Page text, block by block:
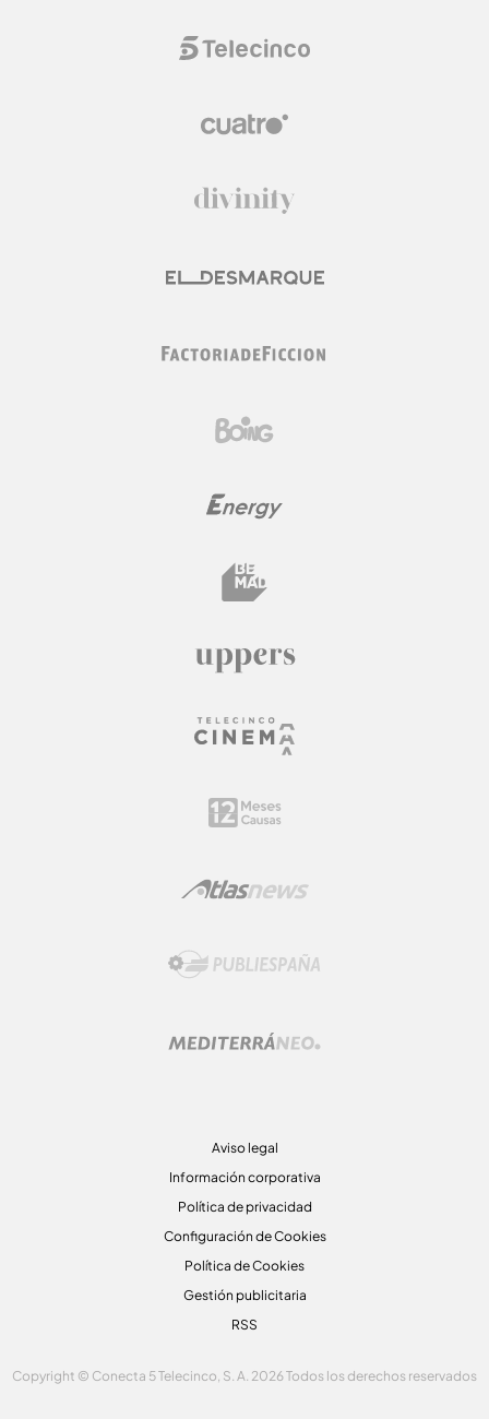
Aviso legal
Información corporativa
Política de privacidad
Configuración de Cookies
Política de Cookies
Gestión publicitaria
RSS
Copyright © Conecta 5 Telecinco, S. A. 2026 Todos los derechos reservados